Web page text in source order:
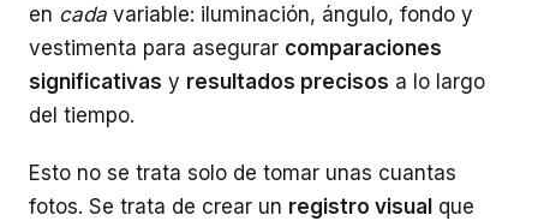
en cada variable: iluminación, ángulo, fondo y
vestimenta para asegurar comparaciones
significativas y resultados precisos a lo largo
del tiempo.
Esto no se trata solo de tomar unas cuantas
fotos. Se trata de crear un registro visual que